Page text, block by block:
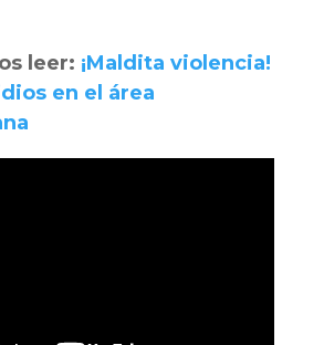
leer: ¡Maldita violencia!
en el área